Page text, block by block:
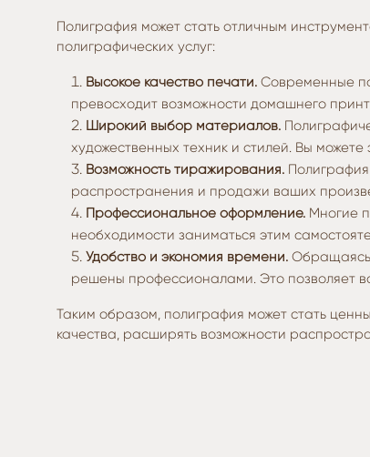
Полиграфия может стать отличным
полиграфических услуг:
Высокое качество печати. Современные
превосходит возможности домашнего
Широкий выбор материалов.
художественных техник и стилей. Вы
Возможность тиражирования.
распространения и продажи ваших
Профессиональное оформление. Многие
необходимости заниматься этим
Удобство и экономия времени. Обращаясь
решены профессионалами. Это позволяет
Таким образом, полиграфия может стать
качества, расширять возможности